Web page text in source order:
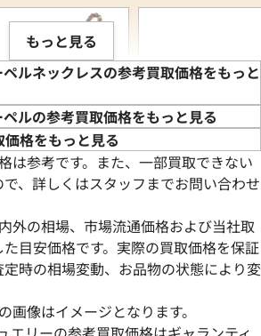
ル ヴィンテージ
ス
参考買取価格
もっと見る
ルネックレスの参考買取価格をもっと
ルの参考買取価格をもっと見る
格をもっと見る
は参考です。また、一部買取できない
、詳しくはスタッフまでお問い合わせ
外の相場、市場流通価格および当社取
目安価格です。実際の買取価格を保証
時の相場変動、お品物の状態により変
画像はイメージとなります。